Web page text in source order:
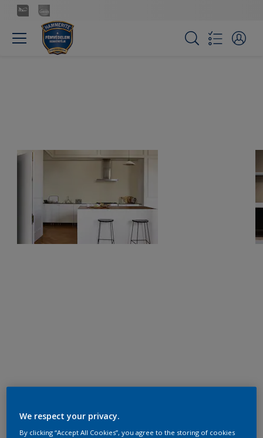
We respect your privacy.
By clicking “Accept All Cookies”, you agree to the storing of cookies